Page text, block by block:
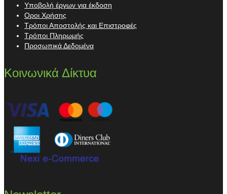
Υποβολή έργων για έκδοση
Οροι Χρήσης
Τρόποι Αποστολής και Επιστροφές
Τρόποι Πληρωμής
Προσωπικά Δεδομένα
Κοινωνικά Δίκτυα